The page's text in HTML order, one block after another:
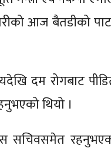
आज बैतडीको
दम रोगबाट
थियो ।
सचिवसमेत